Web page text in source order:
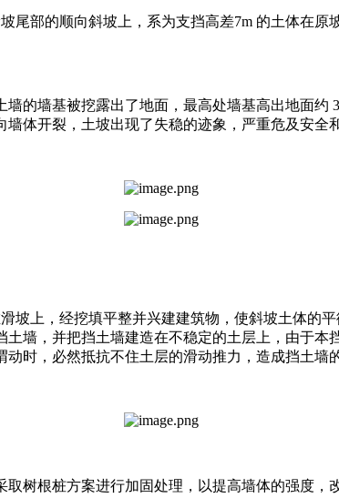
尾部的顺向斜坡上，系为支挡高差7m 的土体在
的墙基被挖露出了地面，最高处墙基高出地面
体开裂，土坡出现了失稳的迹象，严重危及安全
坡上，经挖填平整并兴建建筑物，使斜坡土体的
墙，并把挡土墙建造在不稳定的土层上，由于
时，必然抵抗不住土层的滑动推力，造成挡土墙
树根桩方案进行加固处理，以提高墙体的强度，